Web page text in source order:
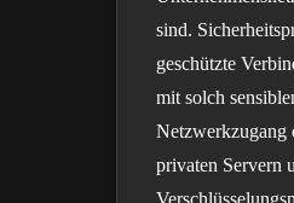
sind.
geschützte
mit solch
Netzwerkzugang
privaten Servern